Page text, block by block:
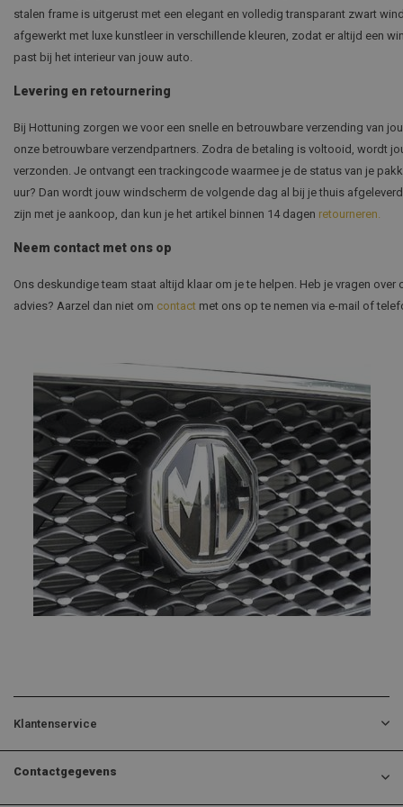
stalen frame is uitgerust met een elegant en volledig transparant zwart
afgewerkt met luxe kunstleer in verschillende kleuren, zodat er altijd een
past bij het interieur van jouw auto.
Levering en retournering
Bij Hottuning zorgen we voor een snelle en betrouwbare verzending van
onze betrouwbare verzendpartners. Zodra de betaling is voltooid, wordt
verzonden. Je ontvangt een trackingcode waarmee je de status van je
uur? Dan wordt jouw windscherm de volgende dag al bij je thuis
zijn met je aankoop, dan kun je het artikel binnen 14 dagen retourneren.
Neem contact met ons op
Ons deskundige team staat altijd klaar om je te helpen. Heb je vragen
advies? Aarzel dan niet om contact met ons op te nemen via e-mail of
Klantenservice
Contactgegevens